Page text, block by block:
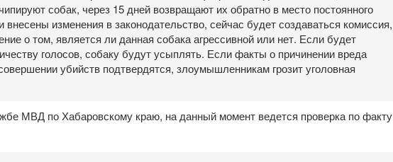
собак, через 15 дней возвращают их обратно в место постоянного
изменения в законодательство, сейчас будет создаваться комиссия,
о том, является ли данная собака агрессивной или нет. Если будет
голосов, собаку будут усыплять. Если факты о причинении вреда
убийств подтвердятся, злоумышленникам грозит уголовная
МВД по Хабаровскому краю, на данный момент ведется проверка по факту